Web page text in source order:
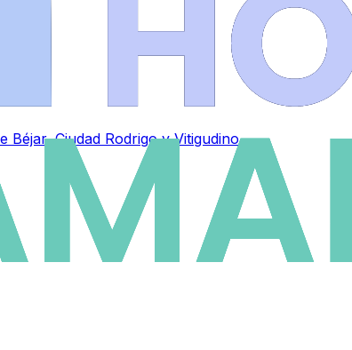
Ciudad Rodrigo y Vitigudino